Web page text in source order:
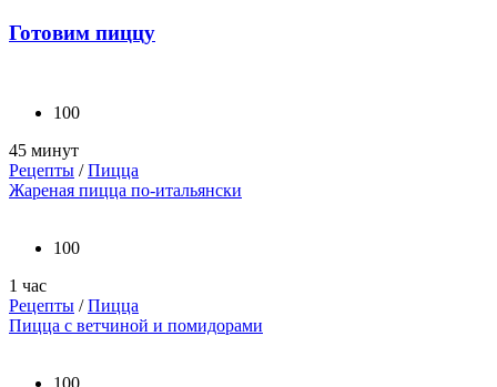
Готовим пиццу
100
45 минут
Рецепты /Пицца
Жареная пицца по-итальянски
100
1 час
Рецепты /Пицца
Пицца с ветчиной и помидорами